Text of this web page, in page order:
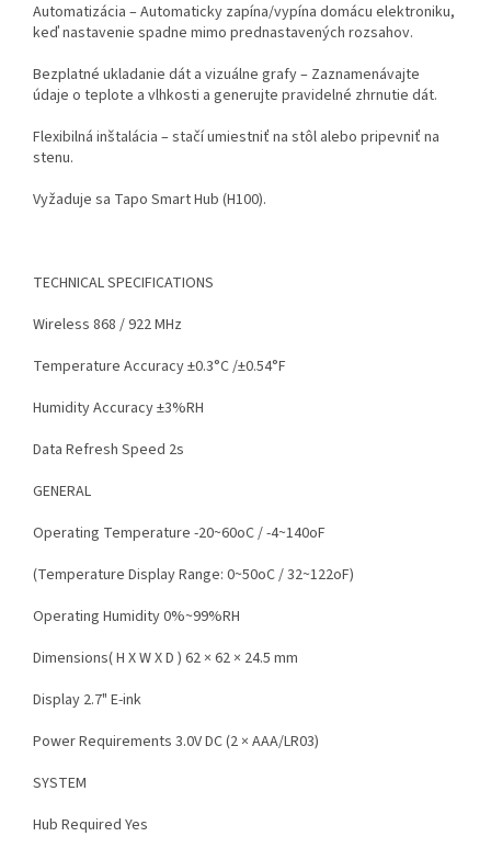
Automatizácia – Automaticky zapína/vypína domácu elektroniku,
keď nastavenie spadne mimo prednastavených rozsahov.
Bezplatné ukladanie dát a vizuálne grafy – Zaznamenávajte
údaje o teplote a vlhkosti a generujte pravidelné zhrnutie dát.
Flexibilná inštalácia – stačí umiestniť na stôl alebo pripevniť na
stenu.
Vyžaduje sa Tapo Smart Hub (H100).
TECHNICAL SPECIFICATIONS
Wireless 868 / 922 MHz
Temperature Accuracy ±0.3°C /±0.54°F
Humidity Accuracy ±3%RH
Data Refresh Speed 2s
GENERAL
Operating Temperature -20~60oC / -4~140oF
(Temperature Display Range: 0~50oC / 32~122oF)
Operating Humidity 0%~99%RH
Dimensions( H X W X D ) 62 × 62 × 24.5 mm
Display 2.7" E-ink
Power Requirements 3.0V DC (2 × AAA/LR03)
SYSTEM
Hub Required Yes